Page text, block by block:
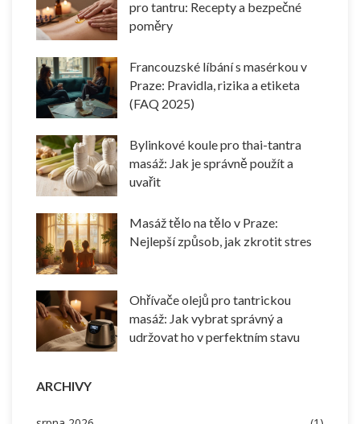
pro tantru: Recepty a bezpečné
poměry
Francouzské líbání s masérkou v
Praze: Pravidla, rizika a etiketa
(FAQ 2025)
Bylinkové koule pro thai-tantra
masáž: Jak je správně použít a
uvařit
Masáž tělo na tělo v Praze:
Nejlepší způsob, jak zkrotit stres
Ohřívače olejů pro tantrickou
masáž: Jak vybrat správný a
udržovat ho v perfektním stavu
ARCHIVY